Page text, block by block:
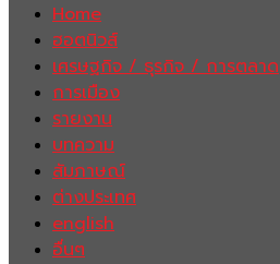
Home
ฮอตนิวส์
เศรษฐกิจ / ธุรกิจ / การตลาด
การเมือง
รายงาน
บทความ
สัมภาษณ์
ต่างประเทศ
english
อื่นๆ